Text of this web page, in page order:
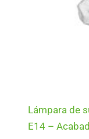
Lámpara de
E14 –